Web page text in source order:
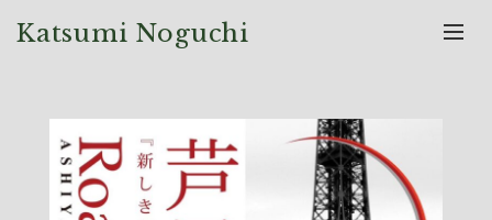
Katsumi Noguchi